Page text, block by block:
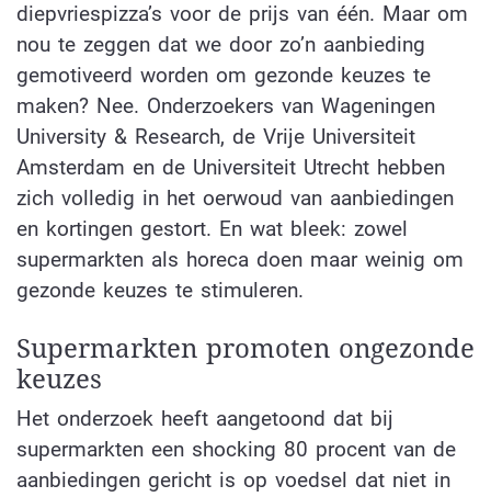
diepvriespizza’s voor de prijs van één. Maar om
nou te zeggen dat we door zo’n aanbieding
gemotiveerd worden om gezonde keuzes te
maken? Nee. Onderzoekers van Wageningen
University & Research, de Vrije Universiteit
Amsterdam en de Universiteit Utrecht hebben
zich volledig in het oerwoud van aanbiedingen
en kortingen gestort. En wat bleek: zowel
supermarkten als horeca doen maar weinig om
gezonde keuzes te stimuleren.
Supermarkten promoten ongezonde
keuzes
Het onderzoek heeft aangetoond dat bij
supermarkten een shocking 80 procent van de
aanbiedingen gericht is op voedsel dat niet in